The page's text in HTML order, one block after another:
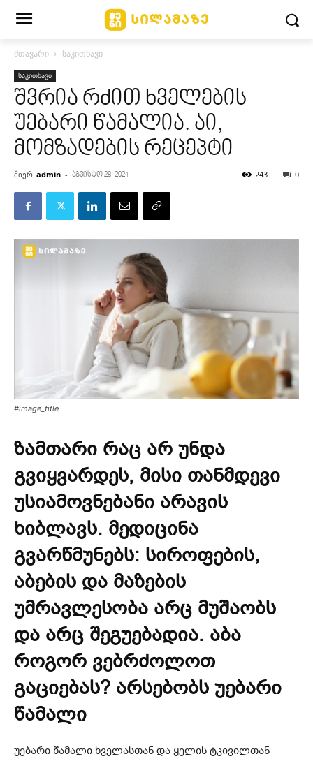
მთავარი საკითხავი
საკითხავი
შვრია რძით ხველების
უებარი წამალია. აი,
მომზადების რეცეპტი
მიერ admin - აგვისტო 28, 2024 0
243
#image_title
ზამთარი რაც არ უნდა
გვიყვარდეს, მისი თანმდევი
უსიამოვნებანი არავის
ხიბლავს. მედიცინა
გვარწმუნებს: სიროფების,
აბების და მაზების
უმრავლესობა არც მუშაობს
და არც შეგუებადია. აბა
როგორ ვებრძოლოთ
გაციებას? არსებობს უებარი
წამალი
უებარი წამალი ხველასთან და ყელის ტკივილთან